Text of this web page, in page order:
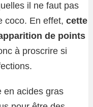
il ne faut pas
coco. En effet, cette
de points
à proscrire si
en acides gras